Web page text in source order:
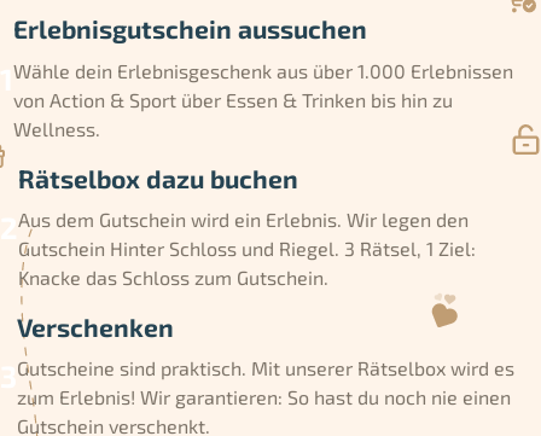
Erlebnisgutschein aussuchen
Wähle dein Erlebnisgeschenk aus über 1.000 Erlebnissen
von Action & Sport über Essen & Trinken bis hin zu
Wellness.
Rätselbox dazu buchen
Aus dem Gutschein wird ein Erlebnis. Wir legen den
Gutschein Hinter Schloss und Riegel. 3 Rätsel, 1 Ziel:
Knacke das Schloss zum Gutschein.
Verschenken
Gutscheine sind praktisch. Mit unserer Rätselbox wird es
zum Erlebnis! Wir garantieren: So hast du noch nie einen
Gutschein verschenkt.